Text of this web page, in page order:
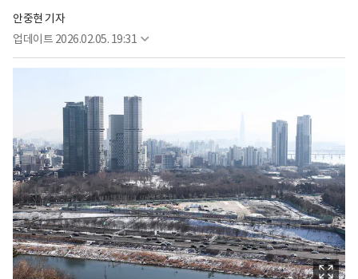
안중현 기자
업데이트 2026.02.05. 19:31